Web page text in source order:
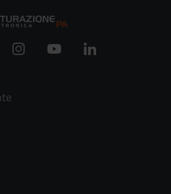
Instagram YouTube